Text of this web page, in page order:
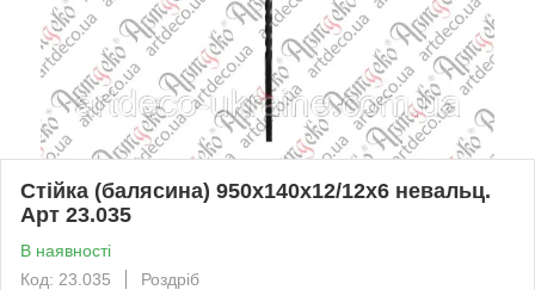
Стійка (балясина) 950х140х12/12х6 невальц.
Арт 23.035
В наявності
Код: 23.035
Роздріб